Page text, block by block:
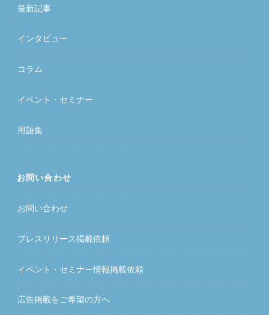
最新記事
インタビュー
コラム
イベント・セミナー
用語集
お問い合わせ
お問い合わせ
プレスリリース掲載依頼
イベント・セミナー情報掲載依頼
広告掲載をご希望の方へ